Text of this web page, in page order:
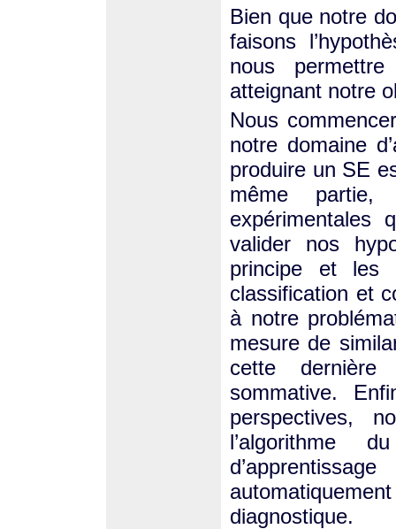
Bien que notre
faisons
nous
atteignant notre
Nous
notre domaine
produire un SE
même partie,
expérimentales
valider nos
principe et les
classification et
à notre
mesure de
cette
sommative.
perspectives,
l’algorithme
diagnostique.